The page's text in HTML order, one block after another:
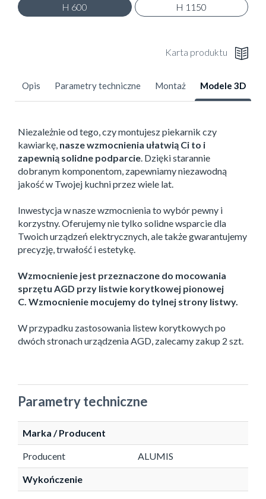
H 600 H 1150
Karta produktu
Opis Parametry techniczne Montaż Modele 3D
Niezależnie od tego, czy montujesz piekarnik czy
kawiarkę, nasze wzmocnienia ułatwią Ci to i
zapewnią solidne podparcie. Dzięki starannie
dobranym komponentom, zapewniamy niezawodną
jakość w Twojej kuchni przez wiele lat.
Inwestycja w nasze wzmocnienia to wybór pewny i
korzystny. Oferujemy nie tylko solidne wsparcie dla
Twoich urządzeń elektrycznych, ale także gwarantujemy
precyzję, trwałość i estetykę.
Wzmocnienie jest przeznaczone do mocowania
sprzętu AGD przy listwie korytkowej pionowej
C. Wzmocnienie mocujemy do tylnej strony listwy.
W przypadku zastosowania listew korytkowych po
dwóch stronach urządzenia AGD, zalecamy zakup 2 szt.
Parametry techniczne
Marka / Producent
Producent ALUMIS
Wykończenie